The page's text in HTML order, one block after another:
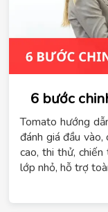
6 bước
Tomato hướng
đánh giá đầu
cao, thi thử,
lớp nhỏ, hỗ trợ